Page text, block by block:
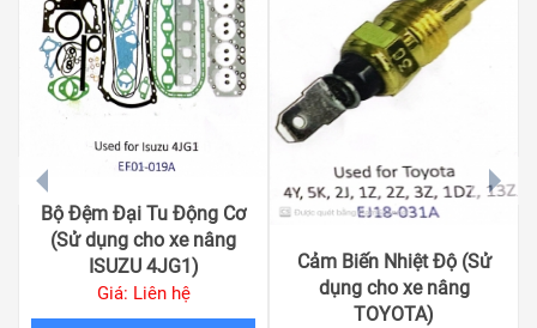
Bộ Đệm Đại Tu Động Cơ
(Sử dụng cho xe nâng
ISUZU 4JG1)
Giá: Liên hệ
Cảm Biến Nhiệt Độ (Sử
dụng cho xe nâng
TOYOTA)
prev next